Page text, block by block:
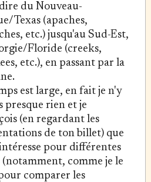
du Nouveau-
Texas (apaches,
etc.) jusqu'au Sud-Est,
Floride (creeks,
etc.), en passant par la
est large, en fait je n'y
presque rien et je
(en regardant les
de ton billet) que
pour différentes
(notamment, comme je le
comparer les